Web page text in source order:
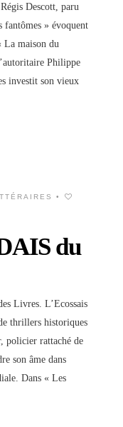
Descott, paru
fantômes » évoquent
La maison du
Philippe
investit son vieux
•
du
Livres. L’Ecossais
thrillers historiques
policier rattaché de
son âme dans
Dans « Les